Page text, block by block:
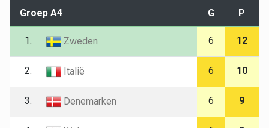
Groep A4 G P
1. Zweden 6 12
2. Italië 6 10
3. Denemarken 6 9